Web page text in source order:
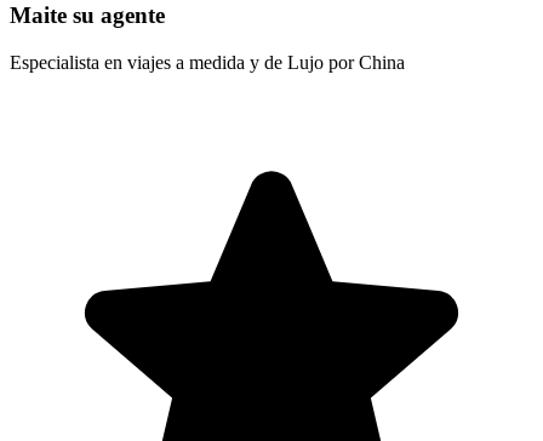
Maite su agente
Especialista en viajes a medida y de Lujo por China